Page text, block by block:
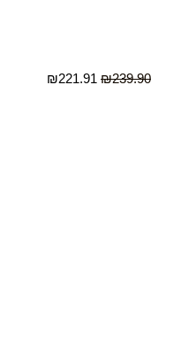
₪239.90
₪221.91